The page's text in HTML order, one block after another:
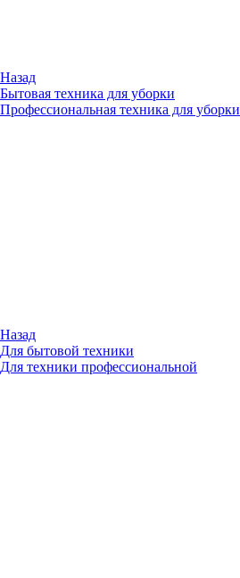
Назад
Бытовая техника для уборки
Профессиональная техника для уборки
Назад
Для бытовой техники
Для техники профессиональной